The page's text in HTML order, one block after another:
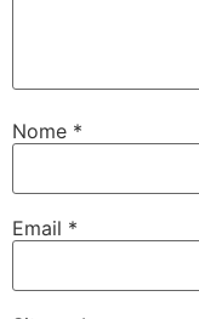
Nome *
Email *